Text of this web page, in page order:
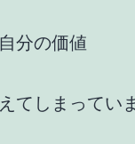
分の価値
てしまってい